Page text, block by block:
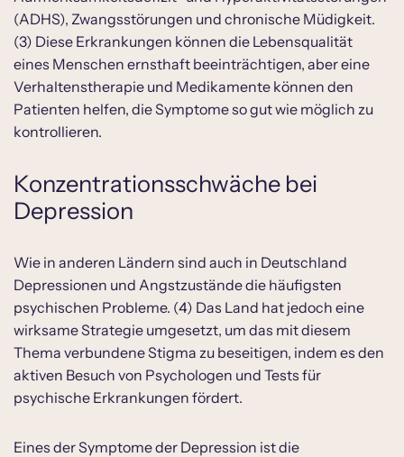
(ADHS), Zwangsstörungen und chronische Müdigkeit.
(3) Diese Erkrankungen können die Lebensqualität
eines Menschen ernsthaft beeinträchtigen, aber eine
Verhaltenstherapie und Medikamente können den
Patienten helfen, die Symptome so gut wie möglich zu
kontrollieren.
Konzentrationsschwäche bei
Depression
Wie in anderen Ländern sind auch in Deutschland
Depressionen und Angstzustände die häufigsten
psychischen Probleme. (4) Das Land hat jedoch eine
wirksame Strategie umgesetzt, um das mit diesem
Thema verbundene Stigma zu beseitigen, indem es den
aktiven Besuch von Psychologen und Tests für
psychische Erkrankungen fördert.
Eines der Symptome der Depression ist die